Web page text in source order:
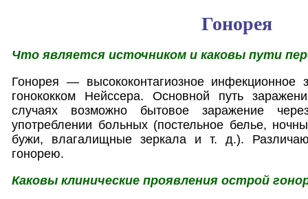
Гонорея
Что является источником и каковы пути
Гонорея — высококонтагиозное инфекционное
гонококком Нейссера. Основной путь
случаях возможно бытовое заражение
употреблении больных (постельное белье,
бужи, влагалищные зеркала и т. д.).
гонорею.
Каковы клинические проявления острой